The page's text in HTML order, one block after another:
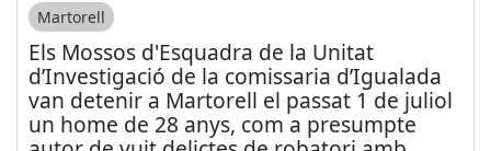
Martorell
Els Mossos d'Esquadra de la Unitat
d’Investigació de la comissaria d’Igualada
van detenir a Martorell el passat 1 de juliol
un home de 28 anys, com a presumpte